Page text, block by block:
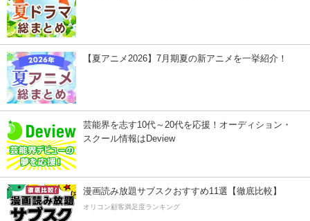
【夏アニメ2026】7月期夏の新アニメを一挙紹介！
芸能界を志す10代～20代を応援！オーディション・
スクール情報はDeview
漫画読み放題サブスクおすすめ11選【徹底比較】
オリコン顧客満足度ランキング